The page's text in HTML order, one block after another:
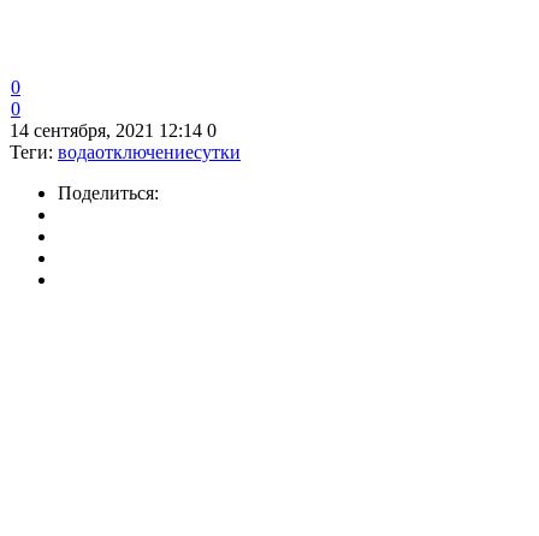
0
0
14 сентября, 2021 12:14 0
Теги: водаотключениесутки
Поделиться: